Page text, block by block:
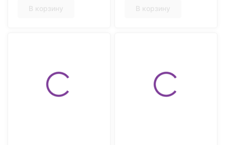
В корзину В корзину